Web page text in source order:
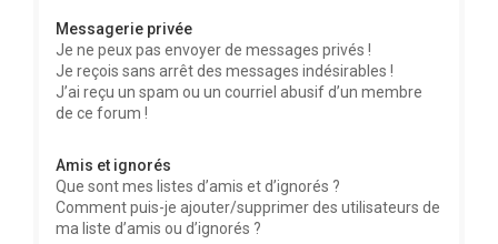
Messagerie privée
Je ne peux pas envoyer de messages privés !
Je reçois sans arrêt des messages indésirables !
J’ai reçu un spam ou un courriel abusif d’un membre
de ce forum !
Amis et ignorés
Que sont mes listes d’amis et d’ignorés ?
Comment puis-je ajouter/supprimer des utilisateurs de
ma liste d’amis ou d’ignorés ?